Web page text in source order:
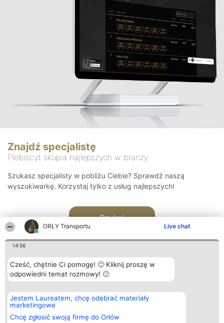
ORŁY Transportu Live chat
14:56
Cześć, chętnie Ci pomogę! 🙂 Kliknij proszę w
odpowiedni temat rozmowy! 🙂
Jestem Laureatem, chcę odebrać materiały
marketingowe
Chcę zgłosić swoją firmę do Orłów
Znajdź specjalistę
Plebiscyt skupia najlepszych w branży
Szukasz specjalisty w pobliżu Ciebie? Sprawdź naszą
wyszukiwarkę. Korzystaj tylko z usług najlepszych!
Szukaj
Organizator plebiscytu
Bright Side Solutions sp. z o.
o. sp. k.
ul. Ruska 22
Wrocław 50-079
Plebiscyt
Laureaci
wszystkich
Laureatów
Kontakt
Kontakt